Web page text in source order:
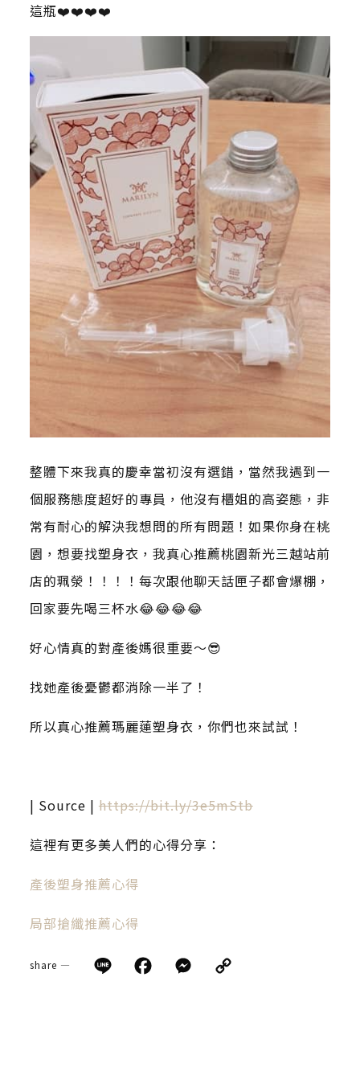
這瓶❤️❤️❤️❤️
整體下來我真的慶幸當初沒有選錯，當然我遇到一
個服務態度超好的專員，他沒有櫃姐的高姿態，非
常有耐心的解決我想問的所有問題！如果你身在桃
園，想要找塑身衣，我真心推薦桃園新光三越站前
店的珮滎！！！！每次跟他聊天話匣子都會爆棚，
回家要先喝三杯水😂😂😂😂
好心情真的對產後媽很重要～😎
找她產後憂鬱都消除一半了！
所以真心推薦瑪麗蓮塑身衣，你們也來試試！
| Source | https://bit.ly/3e5mStb
這裡有更多美人們的心得分享：
產後塑身推薦心得
局部搶纖推薦心得
share — Line Facebook
Messenger